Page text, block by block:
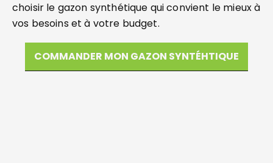
choisir le gazon synthétique qui convient le mieux à
vos besoins et à votre budget.
COMMANDER MON GAZON SYNTÉHTIQUE